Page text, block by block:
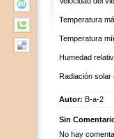
Temperatura
Temperatura
Humedad
Radiación solar
Autor: B-a-2
Sin
No hay